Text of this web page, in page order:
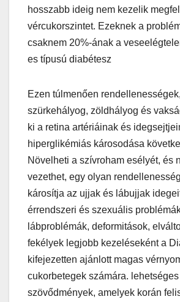
hosszabb ideig nem kezelik
vércukorszintet. Ezeknek a
csaknem 20%-ának a
es típusú diabétesz
Ezen túlmenően
szürkehályog, zöldhályog és
ki a retina artériáinak és
hiperglikémiás károsodása
Növelheti a szívroham esélyét, és
vezethet, egy olyan
károsítja az ujjak és lábujjak
érrendszeri és szexuális
lábproblémák, deformitások,
fekélyek legjobb kezeléseként a
kifejezetten ajánlott magas
cukorbetegek számára. lehetséges
szövődmények, amelyek korán